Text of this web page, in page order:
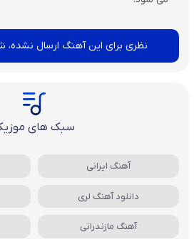
نظری برای این آهنگ ارسال نشده،
سبک های
آهنگ ایرانی
دانلود آهنگ لری
آهنگ مازندرانی